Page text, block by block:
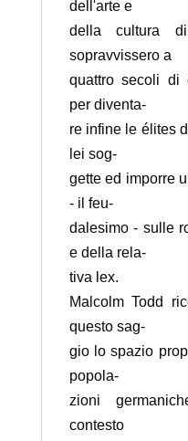
dell'arte e
della cultura
sopravvissero a
quattro secoli di
per diventa-
re infine le élites
lei sog-
gette ed imporre
- il feu-
dalesimo - sulle
e della rela-
tiva lex.
Malcolm Todd
questo sag-
gio lo spazio
popola-
zioni
contesto